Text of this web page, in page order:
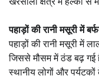
पहाड़ों की रानी मसूरी में
पहाड़ों की रानी मसूरी में
जिससे मौसम में ठंड बढ़ गई
स्थानीय लोगों और